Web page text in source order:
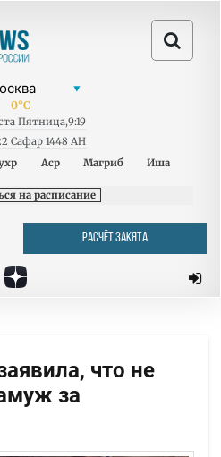
0°C
Пятница,9:19
Сафар 1448 AH
Аср Магриб Иша
на расписание
РАСЧЁТ ЗАКЯТА
что не
за